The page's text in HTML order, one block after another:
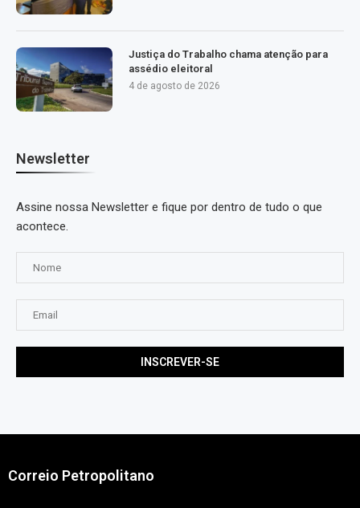
Justiça do Trabalho chama atenção para
assédio eleitoral
4 de agosto de 2026
Newsletter
Assine nossa Newsletter e fique por dentro de tudo o que
acontece.
Correio Petropolitano